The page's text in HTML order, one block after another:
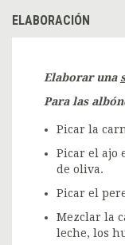
ELABORACIÓN
Elaborar una
Para las
Picar la
Picar el ajo
de oliva.
Picar el
Mezclar la
leche, los